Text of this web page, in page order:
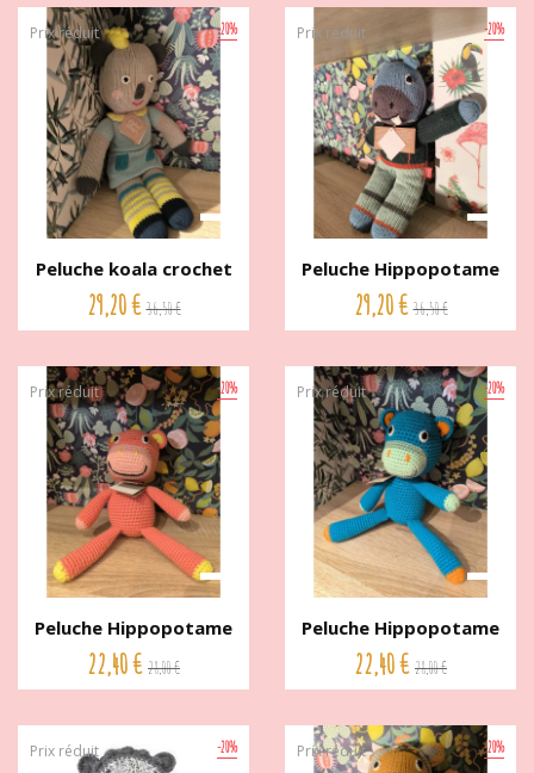
-20%
Prix réduit
Peluche koala crochet
de...
29,20 € 36,50 €
-20%
Prix réduit
Peluche Hippopotame
crochet...
29,20 € 36,50 €
-20%
Prix réduit
Peluche Hippopotame
crochet...
22,40 € 28,00 €
-20%
Prix réduit
Peluche Hippopotame
Bleu...
22,40 € 28,00 €
-20%
Prix réduit -20%
Prix réduit